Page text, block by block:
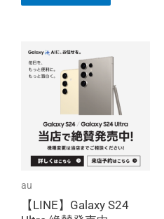
au
【LINE】Galaxy S24